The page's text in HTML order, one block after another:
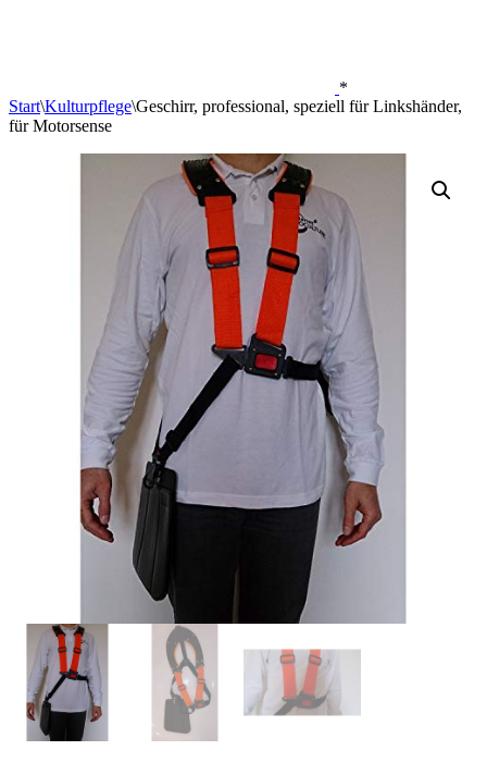
*
Start\Kulturpflege\Geschirr, professional, speziell für Linkshänder,
für Motorsense